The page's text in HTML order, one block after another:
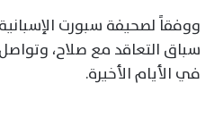
ووفقاً لصحيفة سبورت
سباق التعاقد مع صلاح،
في الأيام الأخيرة.